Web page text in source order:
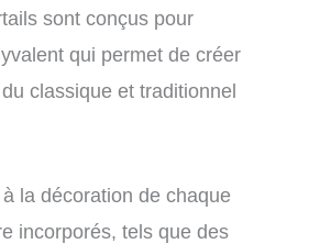
sont conçus pour
qui permet de créer
classique et traditionnel
la décoration de chaque
incorporés, tels que des